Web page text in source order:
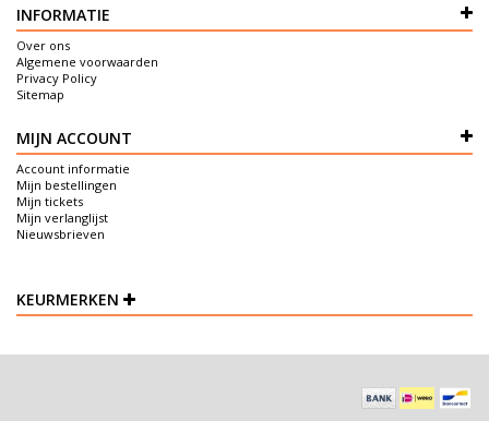
INFORMATIE
Over ons
Algemene voorwaarden
Privacy Policy
Sitemap
MIJN ACCOUNT
Account informatie
Mijn bestellingen
Mijn tickets
Mijn verlanglijst
Nieuwsbrieven
KEURMERKEN